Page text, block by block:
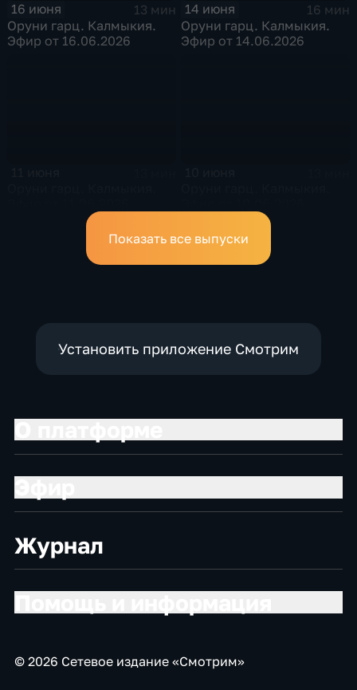
16 июня
13 мин
Оруни гарц. Калмыкия.
Эфир от 16.06.2026
14 июня
16 мин
Оруни гарц. Калмыкия.
Эфир от 14.06.2026
Показать все выпуски
Установить приложение Смотрим
Журнал
© 2026 Сетевое издание «Смотрим»